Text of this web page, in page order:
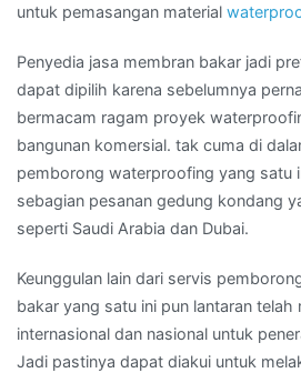
untuk pemasangan material
Penyedia jasa membran bakar jadi
dapat dipilih karena sebelumnya
bermacam ragam proyek
bangunan komersial. tak cuma di
pemborong waterproofing yang satu
sebagian pesanan gedung kondang
seperti Saudi Arabia dan Dubai.
Keunggulan lain dari servis
bakar yang satu ini pun lantaran
internasional dan nasional untuk
Jadi pastinya dapat diakui untuk